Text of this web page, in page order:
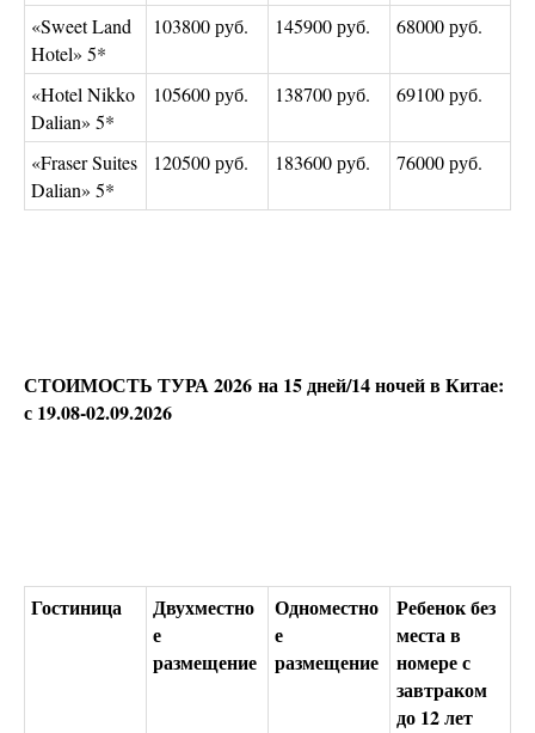
«Sweet Land
Hotel» 5*
103800 руб. 145900 руб. 68000 руб.
«Hotel Nikko
Dalian» 5*
105600 руб. 138700 руб. 69100 руб.
«Fraser Suites
Dalian» 5*
120500 руб. 183600 руб. 76000 руб.
СТОИМОСТЬ ТУРА 2026 на 15 дней/14 ночей в Китае:
с 19.08-02.09.2026
Гостиница
Двухместно
е
размещение
Одноместно
е
размещение
Ребенок без
места в
номере с
завтраком
до 12 лет